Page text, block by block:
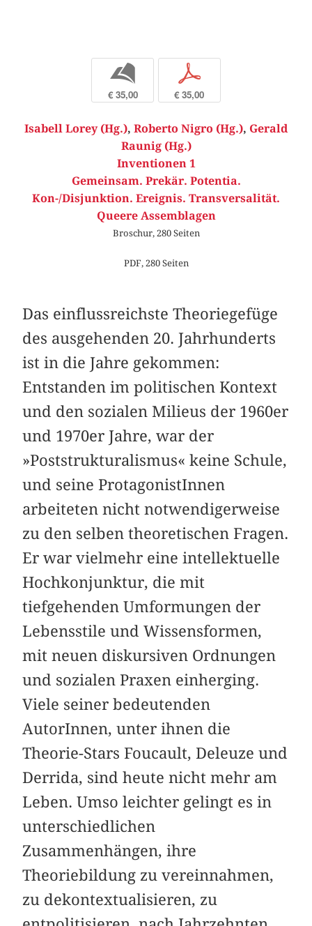
b
€ 35,00
p
€ 35,00
Isabell Lorey (Hg.), Roberto Nigro (Hg.), Gerald
Raunig (Hg.)
Inventionen 1
Gemeinsam. Prekär. Potentia.
Kon-/Disjunktion. Ereignis. Transversalität.
Queere Assemblagen
Broschur, 280 Seiten
PDF, 280 Seiten
Das einflussreichste Theoriegefüge
des ausgehenden 20. Jahrhunderts
ist in die Jahre gekommen:
Entstanden im politischen Kontext
und den sozialen Milieus der 1960er
und 1970er Jahre, war der
»Poststrukturalismus« keine Schule,
und seine ProtagonistInnen
arbeiteten nicht notwendigerweise
zu den selben theoretischen Fragen.
Er war vielmehr eine intellektuelle
Hoch­konjunktur, die mit
tiefgehenden Umformungen der
Lebensstile und Wissensformen,
mit neuen diskursiven Ordnungen
und sozialen Praxen einherging.
Viele seiner bedeutenden
AutorInnen, unter ihnen die
Theorie-Stars Foucault, Deleuze und
Derrida, sind heute nicht mehr am
Leben. Umso leichter gelingt es in
unterschiedlichen
Zusammenhängen, ihre
Theoriebildung zu vereinnahmen,
zu dekontextualisieren, zu